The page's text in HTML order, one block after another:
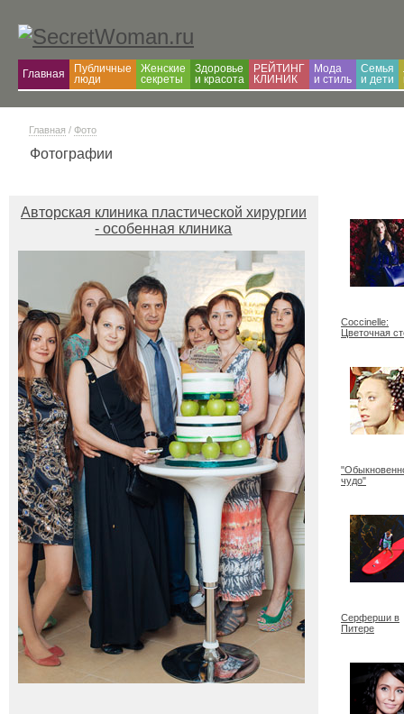
Главная
Публичные
люди
Женские
секреты
Здоровье
и красота
РЕЙТИНГ
КЛИНИК
Мода
и cтиль
Семья
и дети
Главная / Фото
Фотографии
Авторская клиника пластической хирургии
- особенная клиника
Coccinelle:
Цветочная
чудо"
Серферши в
Питере